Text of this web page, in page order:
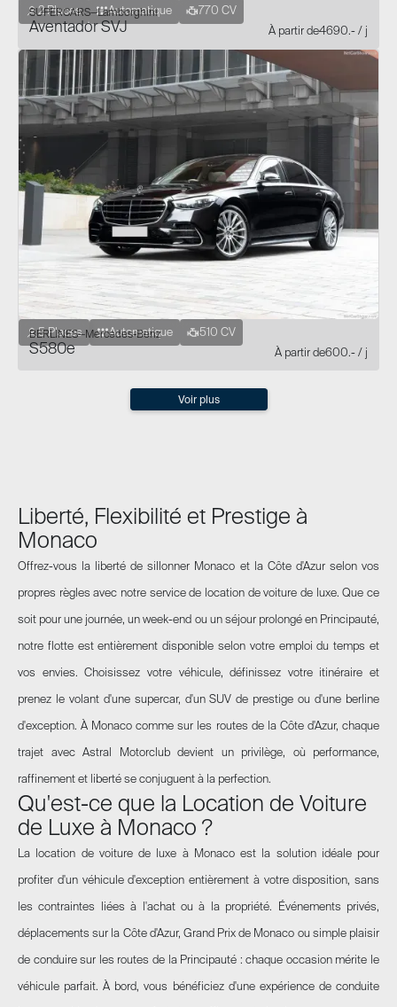
2 Places Automatique 770 CV
SUPERCARS—Lamborghini
Aventador SVJ À partir de4690.- / j
5 Places Automatique 510 CV
BERLINES—Mercedes-Benz
S580e À partir de600.- / j
Voir plus
Liberté, Flexibilité et Prestige à
Monaco
Offrez-vous la liberté de sillonner Monaco et la Côte d'Azur selon vos
propres règles avec notre service de location de voiture de luxe. Que ce
soit pour une journée, un week-end ou un séjour prolongé en Principauté,
notre flotte est entièrement disponible selon votre emploi du temps et
vos envies. Choisissez votre véhicule, définissez votre itinéraire et
prenez le volant d'une supercar, d'un SUV de prestige ou d'une berline
d'exception. À Monaco comme sur les routes de la Côte d'Azur, chaque
trajet avec Astral Motorclub devient un privilège, où performance,
raffinement et liberté se conjuguent à la perfection.
Qu'est-ce que la Location de Voiture
de Luxe à Monaco ?
La location de voiture de luxe à Monaco est la solution idéale pour
profiter d'un véhicule d'exception entièrement à votre disposition, sans
les contraintes liées à l'achat ou à la propriété. Événements privés,
déplacements sur la Côte d'Azur, Grand Prix de Monaco ou simple plaisir
de conduire sur les routes de la Principauté : chaque occasion mérite le
véhicule parfait. À bord, vous bénéficiez d'une expérience de conduite